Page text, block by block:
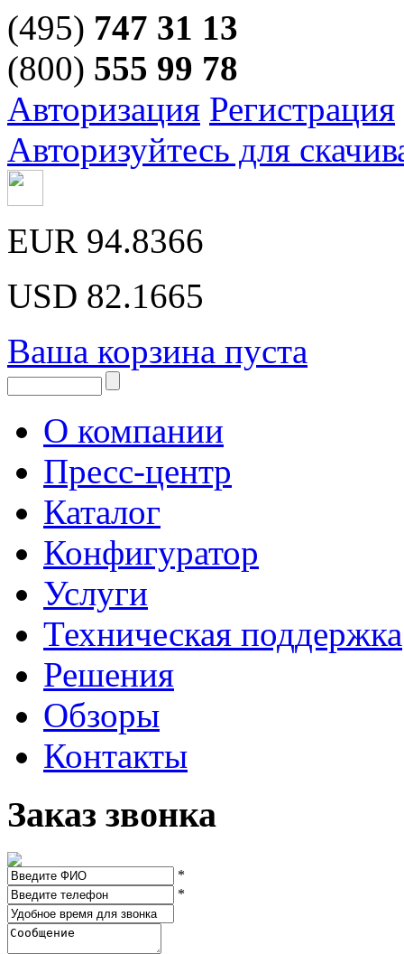
(495) 747 31 13
(800) 555 99 78
Авторизация Регистрация
Авторизуйтесь для
EUR 94.8366
USD 82.1665
Ваша корзина пуста
О компании
Пресс-центр
Каталог
Конфигуратор
Услуги
Техническая поддержка
Решения
Обзоры
Контакты
Заказ звонка
*
*